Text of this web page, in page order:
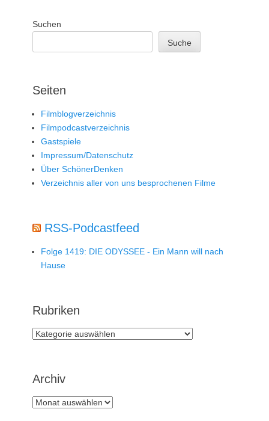
Suchen
Suche
Seiten
Filmblogverzeichnis
Filmpodcastverzeichnis
Gastspiele
Impressum/Datenschutz
Über SchönerDenken
Verzeichnis aller von uns besprochenen Filme
RSS-Podcastfeed
Folge 1419: DIE ODYSSEE - Ein Mann will nach
Hause
Rubriken
Rubriken
Archiv
Archiv